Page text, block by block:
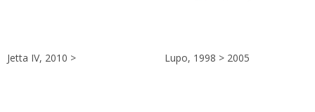
Jetta IV, 2010 > Lupo, 1998 > 2005